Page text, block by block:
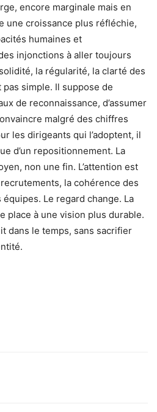
encore marginale mais en
une croissance plus réfléchie,
humaines et
injonctions à aller toujours
la régularité, la clarté des
pas simple. Il suppose de
de reconnaissance, d’assumer
malgré des chiffres
les dirigeants qui l’adoptent, il
d’un repositionnement. La
non une fin. L’attention est
la cohérence des
Le regard change. La
place à une vision plus durable.
dans le temps, sans sacrifier